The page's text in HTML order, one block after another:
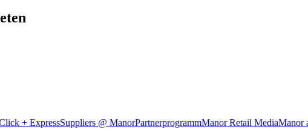
+ ExpressSuppliers @ ManorPartnerprogrammManor Retail MediaManor